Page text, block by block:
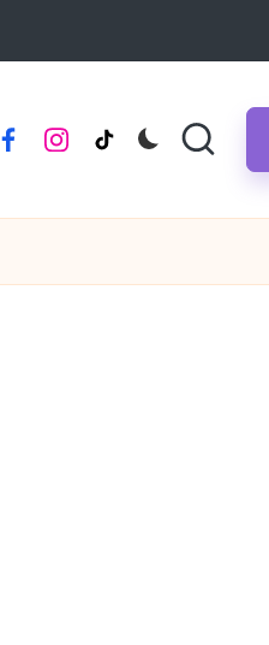
facebookinstagram
tiktok